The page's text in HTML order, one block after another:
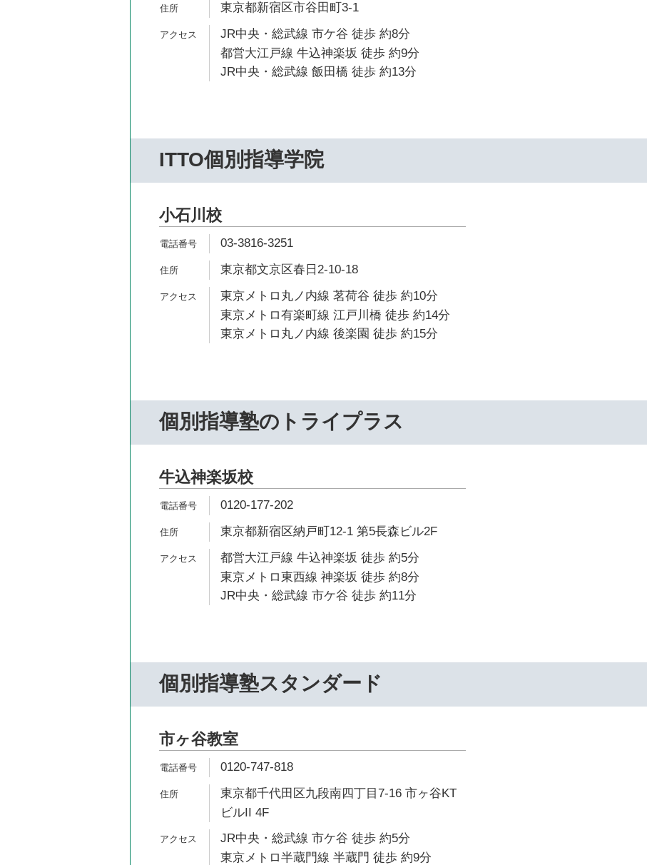
東京都新宿区市谷田町3-1
JR中央・総武線 市ケ谷 徒歩 約8分
都営大江戸線 牛込神楽坂 徒歩 約9分
JR中央・総武線 飯田橋 徒歩 約13分
ITTO個別指導学院
小石川校
03-3816-3251
東京都文京区春日2-10-18
東京メトロ丸ノ内線 茗荷谷 徒歩 約10分
東京メトロ有楽町線 江戸川橋 徒歩 約14分
東京メトロ丸ノ内線 後楽園 徒歩 約15分
個別指導塾のトライプラス
牛込神楽坂校
0120-177-202
東京都新宿区納戸町12-1 第5長森ビル2F
都営大江戸線 牛込神楽坂 徒歩 約5分
東京メトロ東西線 神楽坂 徒歩 約8分
JR中央・総武線 市ケ谷 徒歩 約11分
個別指導塾スタンダード
市ヶ谷教室
0120-747-818
東京都千代田区九段南四丁目7-16 市ヶ谷KT
ビルII 4F
JR中央・総武線 市ケ谷 徒歩 約5分
東京メトロ半蔵門線 半蔵門 徒歩 約9分